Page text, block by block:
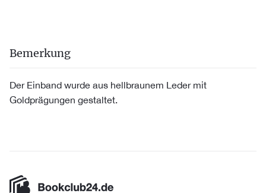
Bemerkung
Der Einband wurde aus hellbraunem Leder mit
Goldprägungen gestaltet.